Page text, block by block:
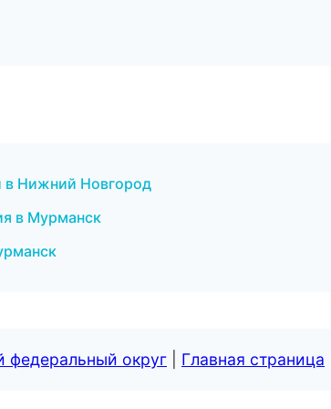
в Нижний Новгород
в Мурманск
федеральный округ Главная страница